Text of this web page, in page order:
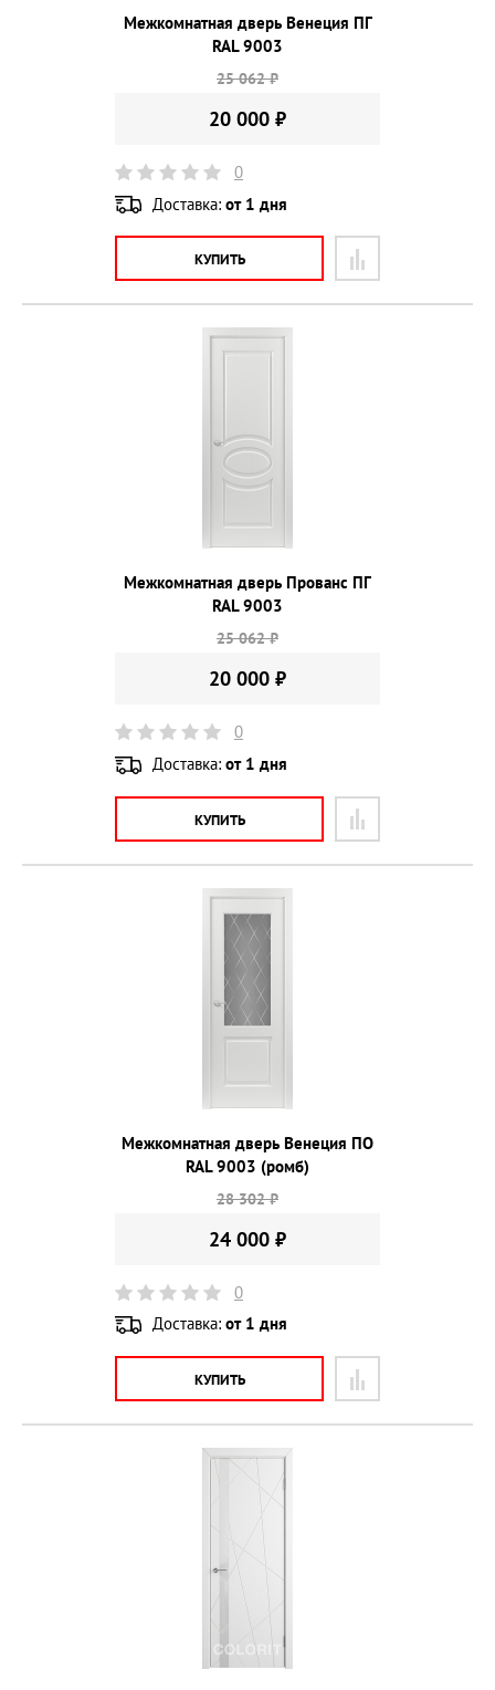
Межкомнатная дверь Венеция ПГ
RAL 9003
25 062 ₽
20 000 ₽
0
Доставка: от 1 дня
КУПИТЬ
Межкомнатная дверь Прованс ПГ
RAL 9003
25 062 ₽
20 000 ₽
0
Доставка: от 1 дня
КУПИТЬ
Межкомнатная дверь Венеция ПО
RAL 9003 (ромб)
28 302 ₽
24 000 ₽
0
Доставка: от 1 дня
КУПИТЬ